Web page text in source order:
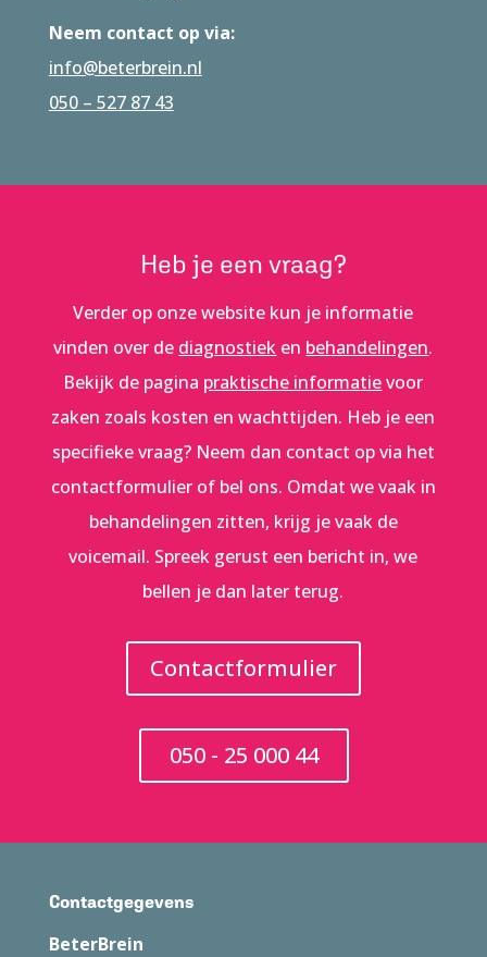
Neem contact op via:
info@beterbrein.nl
050 – 527 87 43
Heb je een vraag?
Verder op onze website kun je informatie
vinden over de diagnostiek en behandelingen.
Bekijk de pagina praktische informatievoor
zaken zoals kosten en wachttijden. Heb je een
specifieke vraag? Neem dan contact op via het
contactformulier of bel ons. Omdat we vaak in
behandelingen zitten, krijg je vaak de
voicemail. Spreek gerust een bericht in, we
bellen je dan later terug.
Contactformulier
050 - 25 000 44
Contactgegevens
BeterBrein